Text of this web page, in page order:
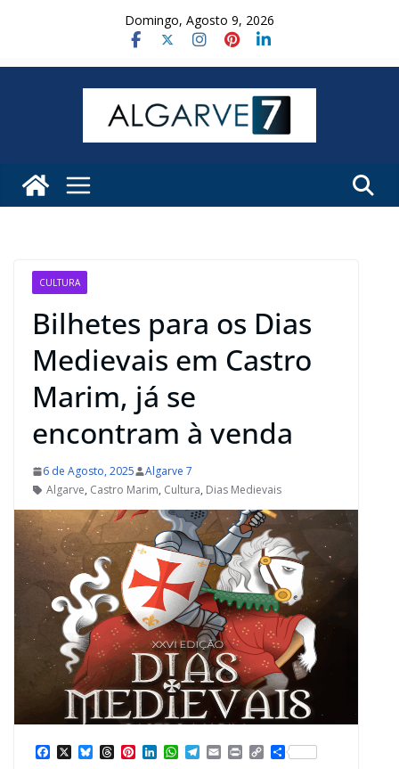
Domingo, Agosto 9, 2026
CULTURA
Bilhetes para os Dias
Medievais em Castro
Marim, já se
encontram à venda
6 de Agosto, 2025
Algarve 7
Algarve, Castro Marim, Cultura, Dias Medievais
X B T P L W T E P C S